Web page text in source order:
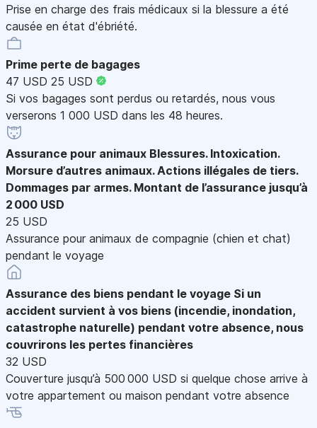
Prise en charge des frais médicaux si la blessure a été
causée en état d'ébriété.
Prime perte de bagages
47 USD 25 USD
Si vos bagages sont perdus ou retardés, nous vous
verserons 1 000 USD dans les 48 heures.
Assurance pour animaux Blessures. Intoxication.
Morsure d’autres animaux. Actions illégales de tiers.
Dommages par armes. Montant de l’assurance jusqu’à
2 000 USD
25 USD
Assurance pour animaux de compagnie (chien et chat)
pendant le voyage
Assurance des biens pendant le voyage Si un
accident survient à vos biens (incendie, inondation,
catastrophe naturelle) pendant votre absence, nous
couvrirons les pertes financières
32 USD
Couverture jusqu’à 500 000 USD si quelque chose arrive à
votre appartement ou maison pendant votre absence